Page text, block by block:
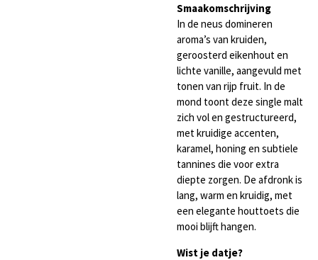
Smaakomschrijving
In de neus domineren
aroma’s van kruiden,
geroosterd eikenhout en
lichte vanille, aangevuld met
tonen van rijp fruit. In de
mond toont deze single malt
zich vol en gestructureerd,
met kruidige accenten,
karamel, honing en subtiele
tannines die voor extra
diepte zorgen. De afdronk is
lang, warm en kruidig, met
een elegante houttoets die
mooi blijft hangen.
Wist je datje?